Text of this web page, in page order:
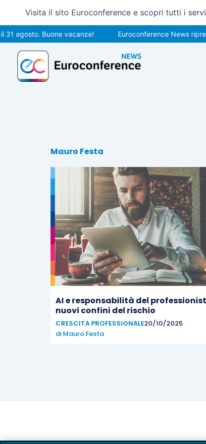
contenuto
Visita il sito Euroconference e scopri tutti i
agosto. Buone vacanze! Euroconference News
Mauro Festa
AI e responsabilità del
nuovi confini del rischio
CRESCITA PROFESSIONALE20/10/2025
di Mauro Festa